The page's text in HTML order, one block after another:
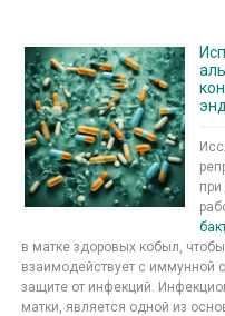
в матке здоровых кобыл,
взаимодействует с иммунной
защите от инфекций.
матки, является одной из